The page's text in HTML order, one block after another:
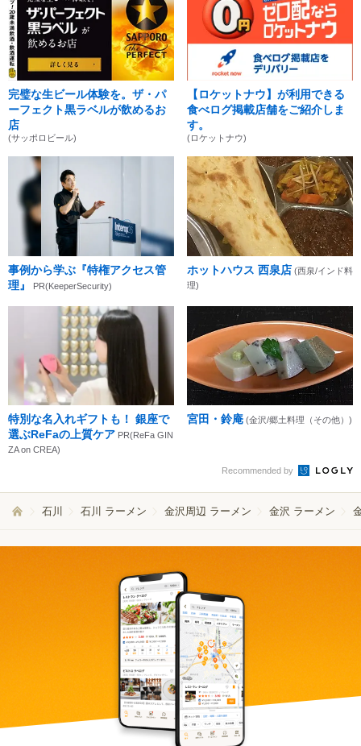
完璧な生ビール体験を。ザ・パ
ーフェクト黒ラベルが飲めるお
店
(サッポロビール)
【ロケットナウ】が利用できる
食べログ掲載店舗をご紹介しま
す。
(ロケットナウ)
事例から学ぶ『特権アクセス管
理』
PR(KeeperSecurity)
ホットハウス 西泉店 (西泉/インド料
理)
特別な名入れギフトも！ 銀座で
選ぶReFaの上質ケア PR(ReFa GIN
ZA on CREA)
宮田・鈴庵 (金沢/郷土料理（その他）)
Recommended by
石川 石川 ラーメン 金沢周辺 ラーメン 金沢 ラーメン